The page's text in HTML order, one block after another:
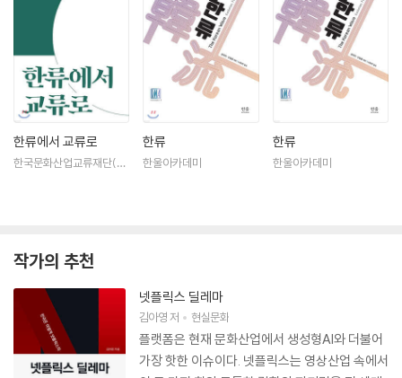
한류에서 교류로
한국문화산업교류재단(K
한류
한울아카데미
한류
한울아카데미
작가의 추천
넷플릭스 딜레마
김아영저 현실문화
플랫폼은 현재 문화산업에서 생성형AI와 더불어
가장 핫한 이슈이다. 넷플릭스는 영상산업 속에서